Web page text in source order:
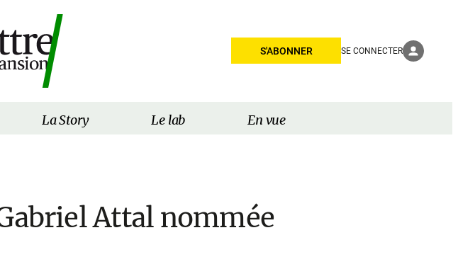
S'ABONNER SE CONNECTER
La Story Le lab En vue
Attal nommée